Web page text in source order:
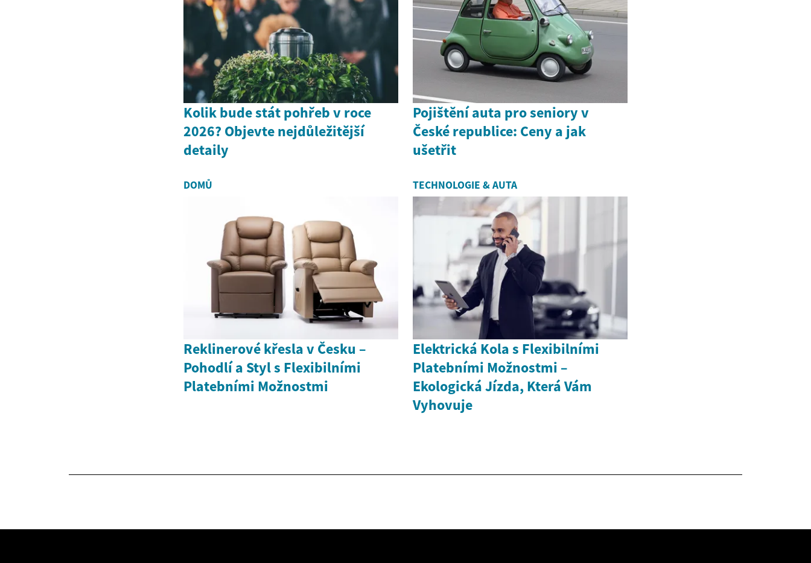
Kolik bude stát pohřeb v roce
2026? Objevte nejdůležitější
detaily
Pojištění auta pro seniory v
České republice: Ceny a jak
ušetřit
DOMŮ
Reklinerové křesla v Česku –
Pohodlí a Styl s Flexibilními
Platebními Možnostmi
TECHNOLOGIE & AUTA
Elektrická Kola s Flexibilními
Platebními Možnostmi –
Ekologická Jízda, Která Vám
Vyhovuje